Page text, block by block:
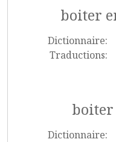
boiter
Dictionnaire:
Traductions:
Dictionnaire: